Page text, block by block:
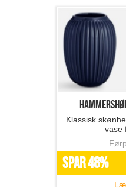
Klassisk
vase
SPAR 48%